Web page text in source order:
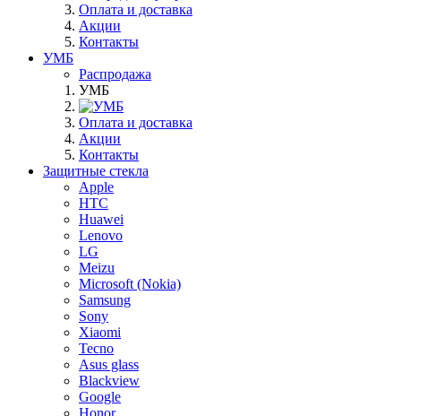
Оплата и доставка
Акции
Контакты
УМБ
Распродажа
УМБ
Оплата и доставка
Акции
Контакты
Защитные стекла
Apple
HTC
Huawei
Lenovo
LG
Meizu
Microsoft (Nokia)
Samsung
Sony
Xiaomi
Tecno
Asus glass
Blackview
Google